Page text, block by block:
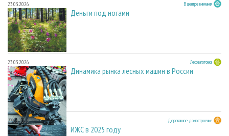
23.03.2026 В центре внимания
Деньги под ногами
23.03.2026 Лесозаготовка
Динамика рынка лесных машин в России
23.03.2026 Деревянное домостроение
ИЖС в 2025 году